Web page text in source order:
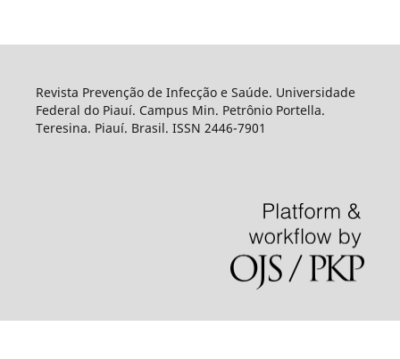
Revista Prevenção de Infecção e Saúde. Universidade
Federal do Piauí. Campus Min. Petrônio Portella.
Teresina. Piauí. Brasil. ISSN 2446-7901